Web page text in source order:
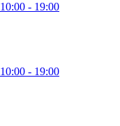
10:00 - 19:00
10:00 - 19:00